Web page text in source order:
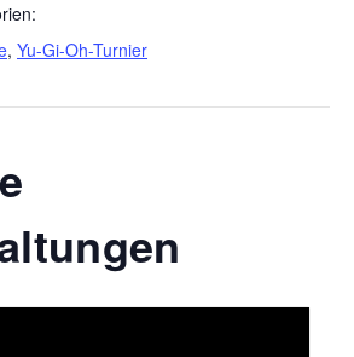
, Yu-Gi-Oh-Turnier